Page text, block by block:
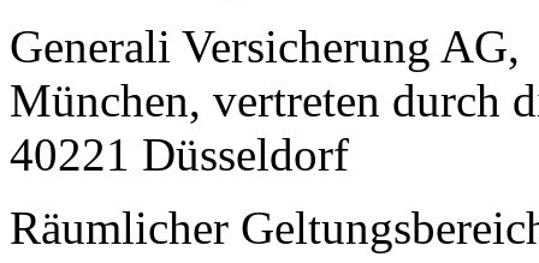
Generali Versicherung
München, vertreten durch
40221 Düsseldorf
Räumlicher